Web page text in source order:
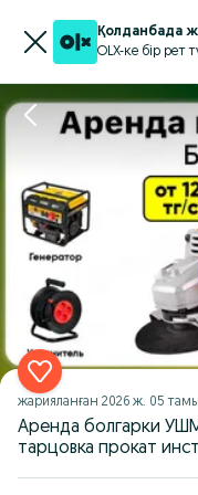
Қолданбада
OLX-ке бір рет
жарияланған 2026 ж. 05
Аренда болгарки
тарцовка прокат